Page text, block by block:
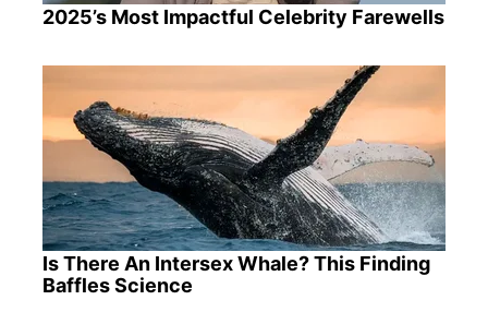
2025’s Most Impactful Celebrity Farewells
Is There An Intersex Whale? This Finding
Baffles Science